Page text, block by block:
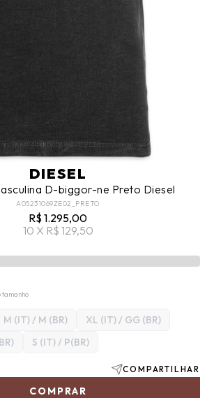
DIESEL
D-biggor-ne Preto Diesel
A05231069ZE02_PRETO
R$ 1.295,00
10 X R$ 129,50
tamanho
M (IT) / M (BR)
XL (IT) / GG (BR)
S (IT) / P(BR)
COMPRAR
COMPARTILHAR